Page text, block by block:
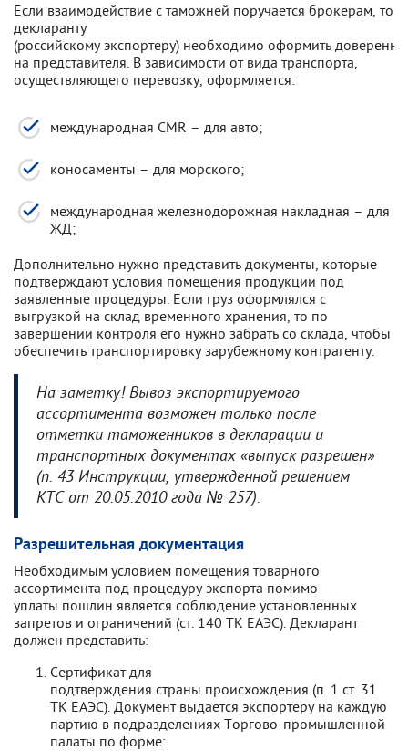
Если взаимодействие с таможней поручается брокерам, то
декларанту
(российскому экспортеру) необходимо оформить
на представителя. В зависимости от вида транспорта,
осуществляющего перевозку, оформляется:
международная CMR – для авто;
коносаменты – для морского;
международная железнодорожная накладная – для
ЖД;
Дополнительно нужно представить документы, которые
подтверждают условия помещения продукции под
заявленные процедуры. Если груз оформлялся с
выгрузкой на склад временного хранения, то по
завершении контроля его нужно забрать со склада, чтобы
обеспечить транспортировку зарубежному контрагенту.
На заметку! Вывоз экспортируемого
ассортимента возможен только после
отметки таможенников в декларации и
транспортных документах «выпуск разрешен»
(п. 43 Инструкции, утвержденной решением
КТС от 20.05.2010 года № 257).
Разрешительная документация
Необходимым условием помещения товарного
ассортимента под процедуру экспорта помимо
уплаты пошлин является соблюдение установленных
запретов и ограничений (ст. 140 ТК ЕАЭС). Декларант
должен представить:
Сертификат для
подтверждения страны происхождения (п. 1 ст. 31
ТК ЕАЭС). Документ выдается экспортеру на каждую
партию в подразделениях Торгово-промышленной
палаты по форме: